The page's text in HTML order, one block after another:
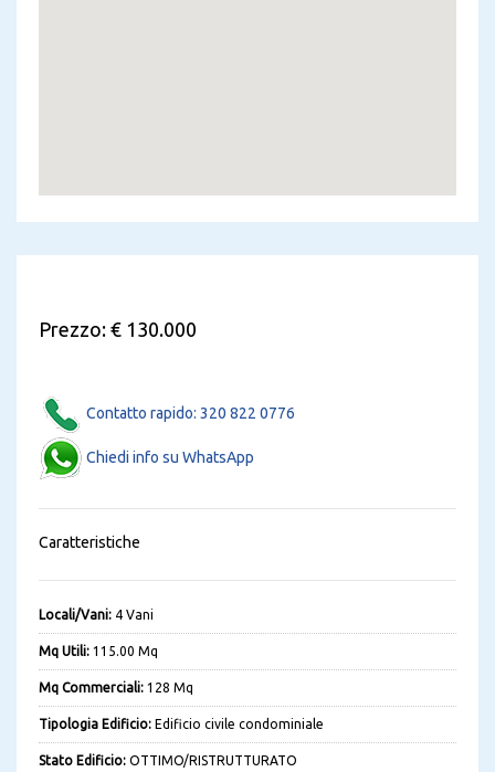
Prezzo: € 130.000
Contatto rapido: 320 822 0776
Chiedi info su WhatsApp
Caratteristiche
Locali/Vani: 4 Vani
Mq Utili: 115.00 Mq
Mq Commerciali: 128 Mq
Tipologia Edificio: Edificio civile condominiale
Stato Edificio: OTTIMO/RISTRUTTURATO